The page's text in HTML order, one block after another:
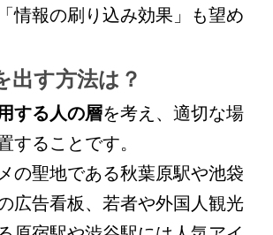
情報の刷り込み効果」も望め
出す方法は？
する人の層を考え、適切な場
することです。
の聖地である秋葉原駅や池袋
広告看板、若者や外国人観光